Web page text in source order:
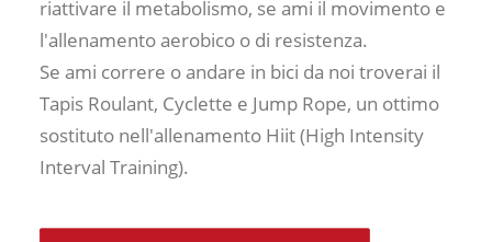
riattivare il metabolismo, se ami il movimento e
l'allenamento aerobico o di resistenza.
Se ami correre o andare in bici da noi troverai il
Tapis Roulant, Cyclette e Jump Rope, un ottimo
sostituto nell'allenamento Hiit (High Intensity
Interval Training).